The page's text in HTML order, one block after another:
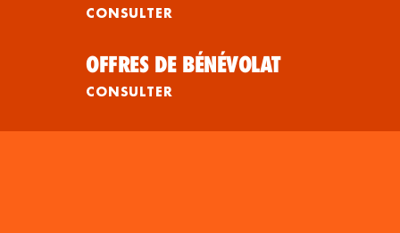
CONSULTER
OFFRES DE BÉNÉVOLAT
CONSULTER